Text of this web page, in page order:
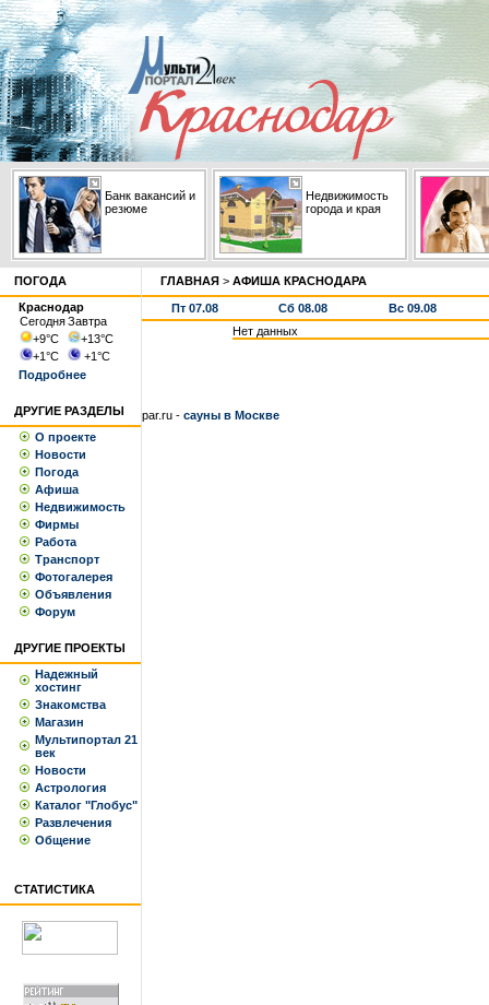
Банк вакансий и
резюме
Недвижимость
города и края
ПОГОДА
Краснодар
СегодняЗавтра
+9°С +13°С
+1°С +1°С
Подробнее
ДРУГИЕ РАЗДЕЛЫ
О проекте
Новости
Погода
Афиша
Недвижимость
Фирмы
Работа
Транспорт
Фотогалерея
Объявления
Форум
ДРУГИЕ ПРОЕКТЫ
Надежный
хостинг
Знакомства
Магазин
Мультипортал 21
век
Новости
Астрология
Каталог "Глобус"
Развлечения
Общение
СТАТИСТИКА
ГЛАВНАЯ > АФИША КРАСНОДАРА
Пт 07.08 Сб 08.08
Вс 09.08
Нет данных
par.ru - сауны в Москве